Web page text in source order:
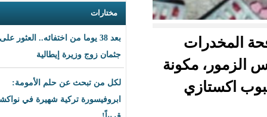
مختارات
بعد 38 يوما من اختفائه.. العثور على
جثمان زوج وزيرة إيطالية
لكل من تبحث عن حلم الأمومة:
ابروفيسورة تركية شهيرة في نواكشوط